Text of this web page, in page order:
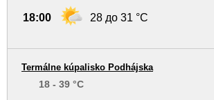
18:00 28 до 31 °C
Termálne kúpalisko Podhájska
18 - 39 °C